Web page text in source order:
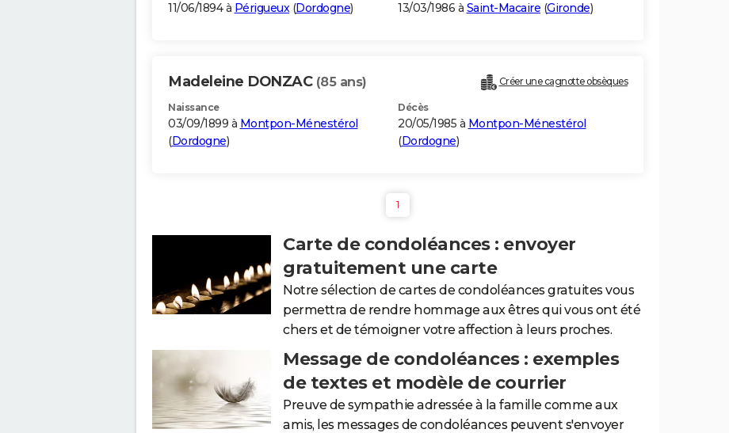
11/06/1894 à Périgueux(Dordogne) 13/03/1986 à Saint-Macaire (Gironde)
Madeleine DONZAC (85 ans) Créer une cagnotte obsèques
Naissance
03/09/1899 à Montpon-Ménestérol
(Dordogne)
Décès
20/05/1985 à Montpon-Ménestérol
(Dordogne)
1
Carte de condoléances : envoyer
gratuitement une carte
Notre sélection de cartes de condoléances gratuites vous
permettra de rendre hommage aux êtres qui vous ont été
chers et de témoigner votre affection à leurs proches.
Message de condoléances : exemples
de textes et modèle de courrier
Preuve de sympathie adressée à la famille comme aux
amis, les messages de condoléances peuvent s'envoyer